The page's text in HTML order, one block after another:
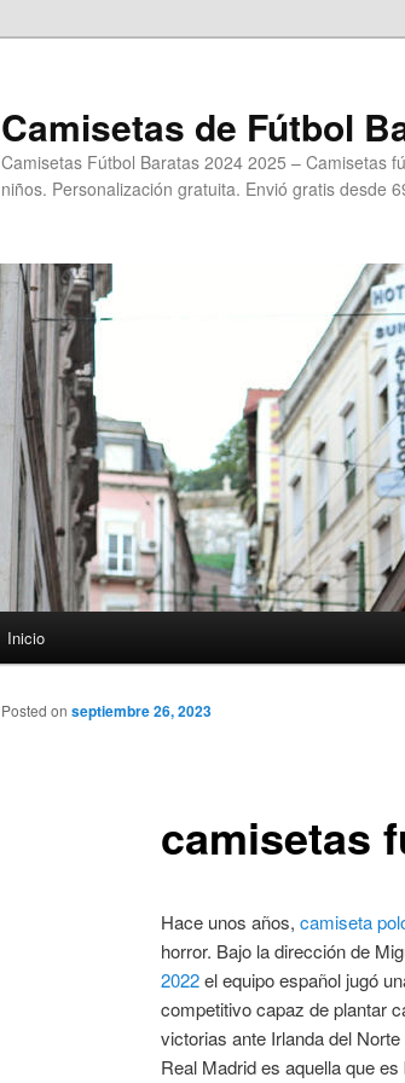
Camisetas de Fútbol
Camisetas Fútbol Baratas 2024 2025 – Camisetas
niños. Personalización gratuita. Envió gratis desde
Inicio
camisetas
Posted on septiembre 26, 2023
Hace unos años, camiseta
horror. Bajo la dirección de
2022el equipo español jugó
competitivo capaz de plantar
victorias ante Irlanda del
Real Madrid es aquella que